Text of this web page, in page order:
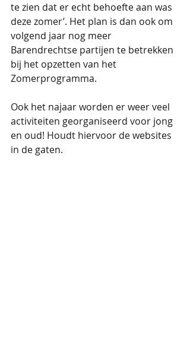
te zien dat er echt behoefte aan was
deze zomer’. Het plan is dan ook om
volgend jaar nog meer
Barendrechtse partijen te betrekken
bij het opzetten van het
Zomerprogramma.
Ook het najaar worden er weer veel
activiteiten georganiseerd voor jong
en oud! Houdt hiervoor de websites
in de gaten.